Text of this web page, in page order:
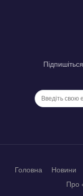
Головна Новини
Про